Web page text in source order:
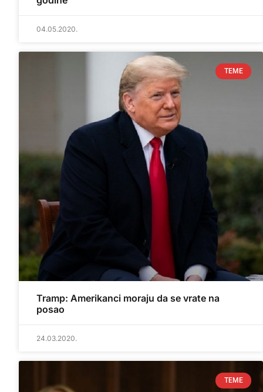
04.05.2020.
TEME
Tramp: Amerikanci moraju da se vrate na
posao
24.03.2020.
TEME